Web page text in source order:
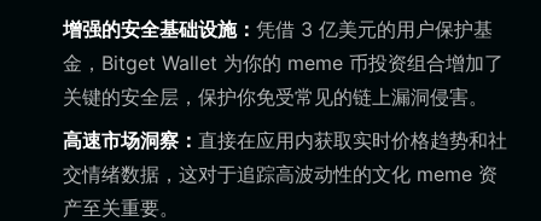
增强的安全基础设施： 凭借 3 亿美元的用户保护基
金，Bitget Wallet 为你的 meme 币投资组合增加了
关键的安全层，保护你免受常见的链上漏洞侵害。
高速市场洞察： 直接在应用内获取实时价格趋势和社
交情绪数据，这对于追踪高波动性的文化 meme 资
产至关重要。